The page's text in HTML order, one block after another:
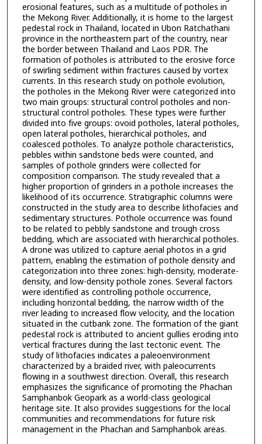
erosional features, such as a multitude of potholes in
the Mekong River. Additionally, it is home to the largest
pedestal rock in Thailand, located in Ubon Ratchathani
province in the northeastern part of the country, near
the border between Thailand and Laos PDR. The
formation of potholes is attributed to the erosive force
of swirling sediment within fractures caused by vortex
currents. In this research study on pothole evolution,
the potholes in the Mekong River were categorized into
two main groups: structural control potholes and non-
structural control potholes. These types were further
divided into five groups: ovoid potholes, lateral potholes,
open lateral potholes, hierarchical potholes, and
coalesced potholes. To analyze pothole characteristics,
pebbles within sandstone beds were counted, and
samples of pothole grinders were collected for
composition comparison. The study revealed that a
higher proportion of grinders in a pothole increases the
likelihood of its occurrence. Stratigraphic columns were
constructed in the study area to describe lithofacies and
sedimentary structures. Pothole occurrence was found
to be related to pebbly sandstone and trough cross
bedding, which are associated with hierarchical potholes.
A drone was utilized to capture aerial photos in a grid
pattern, enabling the estimation of pothole density and
categorization into three zones: high-density, moderate-
density, and low-density pothole zones. Several factors
were identified as controlling pothole occurrence,
including horizontal bedding, the narrow width of the
river leading to increased flow velocity, and the location
situated in the cutbank zone. The formation of the giant
pedestal rock is attributed to ancient gullies eroding into
vertical fractures during the last tectonic event. The
study of lithofacies indicates a paleoenvironment
characterized by a braided river, with paleocurrents
flowing in a southwest direction. Overall, this research
emphasizes the significance of promoting the Phachan
Samphanbok Geopark as a world-class geological
heritage site. It also provides suggestions for the local
communities and recommendations for future risk
management in the Phachan and Samphanbok areas.